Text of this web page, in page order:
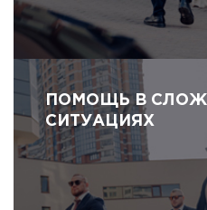
ПОМОЩЬ В
СИТУАЦИЯХ